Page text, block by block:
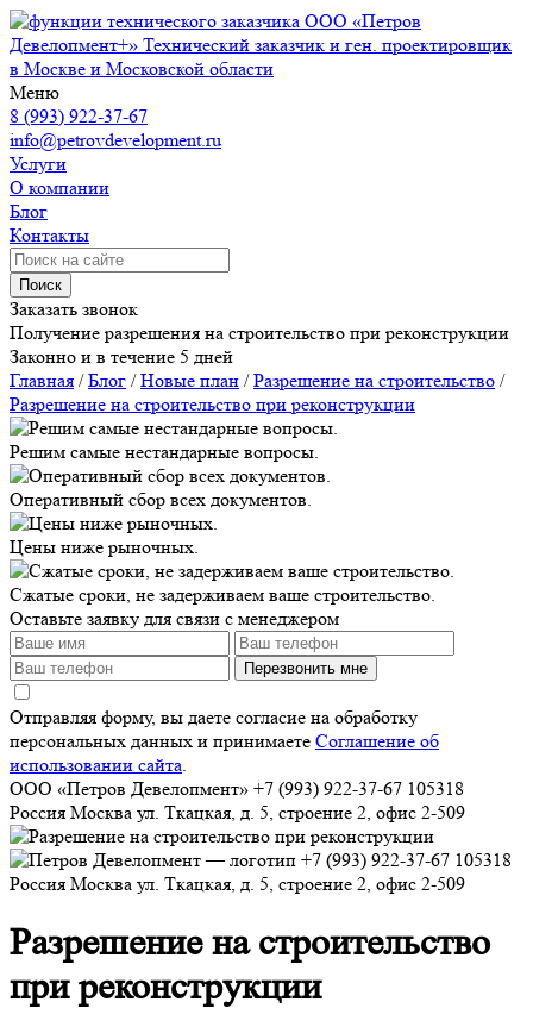
ООО «Петров
Девелопмент+» Технический заказчик и ген. проектировщик
в Москве и Московской области
Меню
8 (993) 922-37-67
info@petrovdevelopment.ru
Услуги
О компании
Блог
Контакты
Поиск
Заказать звонок
Получение разрешения на строительство при реконструкции
Законно и в течение 5 дней
Главная /Блог /Новые план /Разрешение на строительство /
Разрешение на строительство при реконструкции
Решим самые нестандарные вопросы.
Оперативный сбор всех документов.
Цены ниже рыночных.
Сжатые сроки, не задерживаем ваше строительство.
Оставьте заявку для связи с менеджером
Перезвонить мне
Отправляя форму, вы даете согласие на обработку
персональных данных и принимаете Соглашение об
использовании сайта.
ООО «Петров Девелопмент» +7 (993) 922-37-67 105318
Россия Москва ул. Ткацкая, д. 5, строение 2, офис 2-509
+7 (993) 922-37-67 105318
Россия Москва ул. Ткацкая, д. 5, строение 2, офис 2-509
Разрешение на строительство
при реконструкции